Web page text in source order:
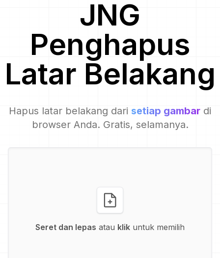
JNG
Penghapus
Latar Belakang
Hapus latar belakang dari setiap gambar di
browser Anda. Gratis, selamanya.
Seret dan lepas atau klik untuk memilih